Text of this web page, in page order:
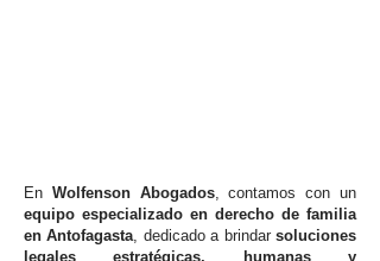
En Wolfenson Abogados, contamos con un
equipo especializado en derecho de familia
en Antofagasta, dedicado a brindarsoluciones
legales estratégicas, humanas y